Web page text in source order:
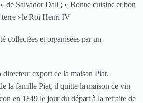
de Salvador Dali ; « Bonne cuisine et bon
terre »le Roi Henri IV
collectées et organisées par un
directeur export de la maison Piat.
la famille Piat, il quitte la maison de vin
en 1849 le jour du départ à la retraite de